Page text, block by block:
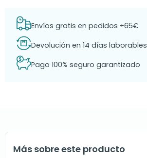
Envíos gratis en pedidos +65€
Devolución en 14 días laborables
Pago 100% seguro garantizado
Más sobre este producto